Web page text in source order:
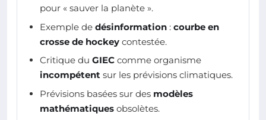
pour « sauver la planète ».
Exemple de désinformation : courbe en
crosse de hockey contestée.
Critique du GIEC comme organisme
incompétent sur les prévisions climatiques.
Prévisions basées sur des modèles
mathématiques obsolètes.